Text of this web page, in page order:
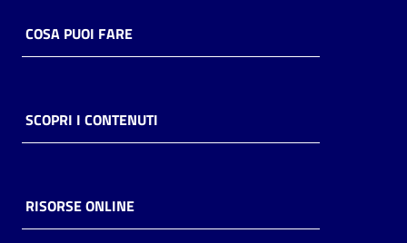
Casa
Piani
storico
COSA PUOI FARE
SCOPRI I CONTENUTI
RISORSE ONLINE